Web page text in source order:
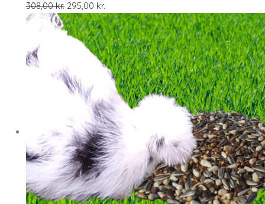
308,00kr. 295,00 kr.